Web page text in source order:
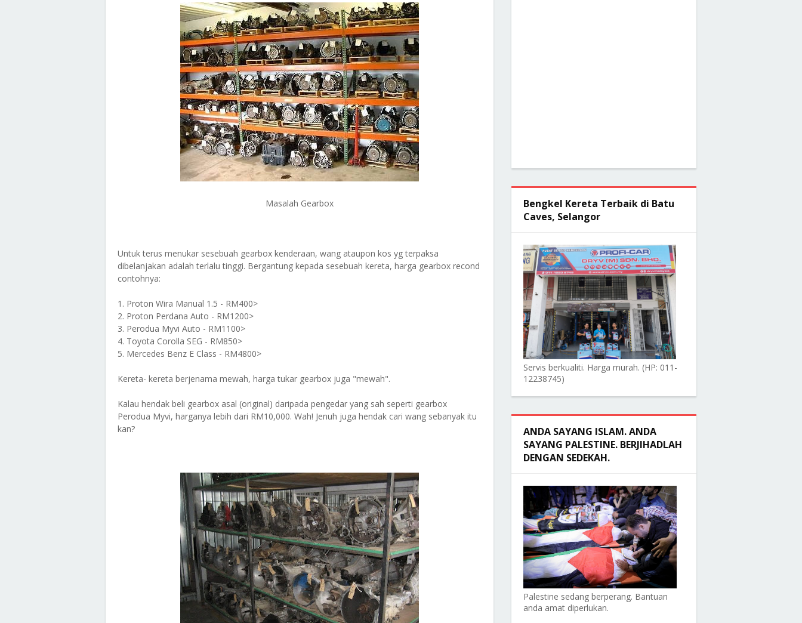
Masalah Gearbox
Untuk terus menukar sesebuah gearbox kenderaan, wang ataupon kos yg terpaksa
dibelanjakan adalah terlalu tinggi. Bergantung kepada sesebuah kereta, harga gearbox recond
contohnya:
1. Proton Wira Manual 1.5 - RM400>
2. Proton Perdana Auto - RM1200>
3. Perodua Myvi Auto - RM1100>
4. Toyota Corolla SEG - RM850>
5. Mercedes Benz E Class - RM4800>
Kereta- kereta berjenama mewah, harga tukar gearbox juga "mewah".
Kalau hendak beli gearbox asal (original) daripada pengedar yang sah seperti gearbox
Perodua Myvi, harganya lebih dari RM10,000. Wah! Jenuh juga hendak cari wang sebanyak itu
kan?
Bengkel Kereta Terbaik di Batu
Caves, Selangor
Servis berkualiti. Harga murah. (HP: 011-
12238745)
ANDA SAYANG ISLAM. ANDA
SAYANG PALESTINE. BERJIHADLAH
DENGAN SEDEKAH.
Palestine sedang berperang. Bantuan
anda amat diperlukan.